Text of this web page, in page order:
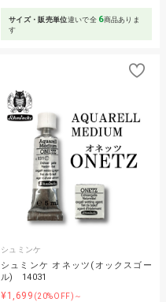
サイズ・販売単位違いで全 6商品ありま
す
シュミンケ
シュミンケ オネッツ(オックスゴー
ル) 14031
¥1,699 (20%OFF)～